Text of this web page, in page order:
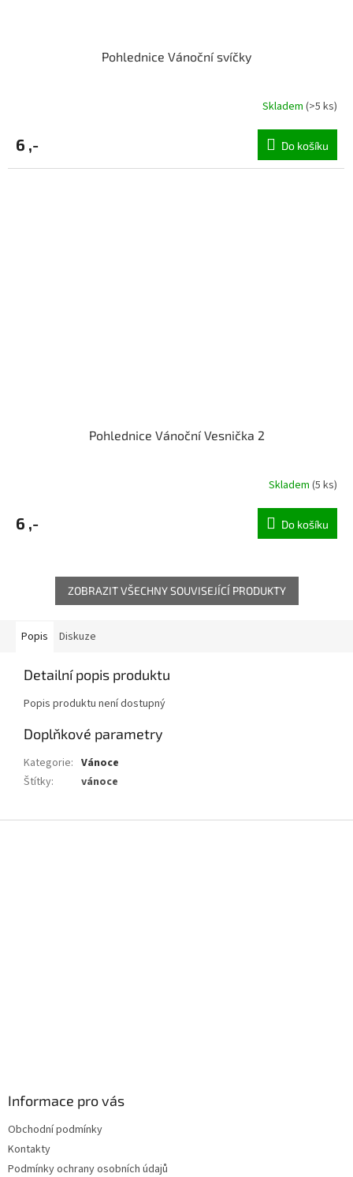
Pohlednice Vánoční svíčky
Skladem (>5 ks)
6 ,- Do košíku
Pohlednice Vánoční Vesnička 2
Skladem (5 ks)
6 ,- Do košíku
ZOBRAZIT VŠECHNY SOUVISEJÍCÍ PRODUKTY
Popis Diskuze
Detailní popis produktu
Popis produktu není dostupný
Doplňkové parametry
Kategorie: Vánoce
Štítky: vánoce
Informace pro vás
Obchodní podmínky
Kontakty
Podmínky ochrany osobních údajů